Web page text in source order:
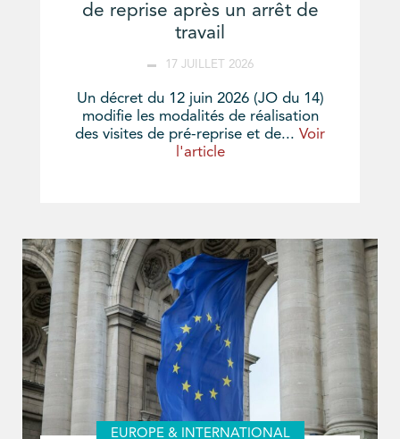
de reprise après un arrêt de
travail
17 JUILLET 2026
Un décret du 12 juin 2026 (JO du 14)
modifie les modalités de réalisation
des visites de pré-reprise et de... Voir
l'article
EUROPE & INTERNATIONAL